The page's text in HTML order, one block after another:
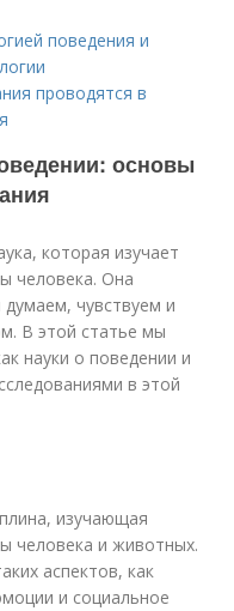
поведения и
проводятся в
основы
которая изучает
человека. Она
чувствуем и
В этой статье мы
науки о поведении и
в этой
изучающая
человека и животных.
аспектов, как
и социальное